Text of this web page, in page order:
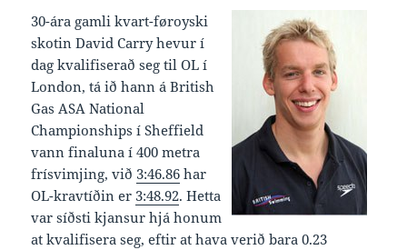
30-ára gamli kvart-føroyski
skotin David Carry hevur í
dag kvalifiserað seg til OL í
London, tá ið hann á British
Gas ASA National
Championships í Sheffield
vann finaluna í 400 metra
frísvimjing, við 3:46.86 har
OL-kravtíðin er 3:48.92. Hetta
var síðsti kjansur hjá honum
at kvalifisera seg, eftir at hava verið bara 0.23